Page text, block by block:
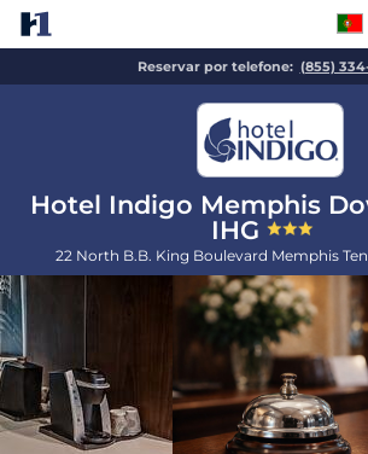
Reservar por telefone: (855)
Hotel Indigo Memphis
IHG
22 North B.B. King Boulevard Memphis